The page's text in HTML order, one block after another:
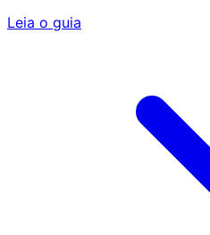
Leia o guia